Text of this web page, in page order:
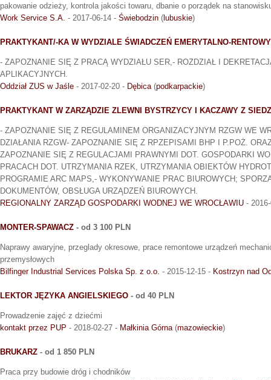
pakowanie odzieży, kontrola jakości towaru, dbanie o porządek na
Work Service S.A. - 2017-06-14 - Świebodzin ( lubuskie)
PRAKTYKANT/-KA W WYDZIALE ŚWIADCZEŃ EMERYTALNO-
- ZAPOZNANIE SIĘ Z PRACĄ WYDZIAŁU SER,- ROZDZIAŁ I
APLIKACYJNYCH.
Oddział ZUS w Jaśle - 2017-02-20 - Dębica(podkarpackie)
PRAKTYKANT W ZARZĄDZIE ZLEWNI BYSTRZYCY I KACZAWY Z
- ZAPOZNANIE SIĘ Z REGULAMINEM ORGANIZACYJNYM RZGW WE
DZIAŁANIA RZGW- ZAPOZNANIE SIĘ Z RPZEPISAMI BHP I P.POŻ.
ZAPOZNANIE SIĘ Z REGULACJAMI PRAWNYMI DOT. GOSPODARKI
PRACACH DOT. UTRZYMANIA RZEK, UTRZYMANIA OBIEKTÓW
PROGRAMIE ARC MAPS,- WYKONYWANIE PRAC BIUROWYCH;
DOKUMENTÓW, OBSŁUGA URZĄDZEŃ BIUROWYCH.
REGIONALNY ZARZĄD GOSPODARKI WODNEJ WE WROCŁAWIU -
MONTER-SPAWACZ - od 3 100 PLN
Naprawy awaryjne, przeglady okresowe, prace remontowe urządzeń
przemysłowych
Bilfinger Industrial Services Polska Sp. z o.o. - 2015-12-15 - Kostrzyn nad
LEKTOR JĘZYKA ANGIELSKIEGO - od 40 PLN
Prowadzenie zajęć z dziećmi
kontakt przez PUP - 2018-02-27 - Małkinia Górna(mazowieckie)
BRUKARZ - od 1 850 PLN
Praca przy budowie dróg i chodników